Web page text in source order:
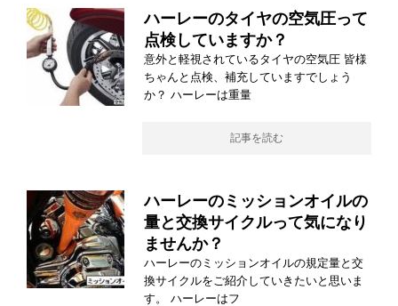
ハーレーのタイヤの空気圧って
点検していますか？
意外と軽視されているタイヤの空気圧 皆様
ちゃんと点検、補充していますでしょう
か？ ハーレーは重量
記事を読む
ハーレーのミッションオイルの
量と交換サイクルって気になり
ませんか？
ハーレーのミッションオイルの規定量と交
換サイクルをご紹介していきたいと思いま
す。 ハーレーはフ